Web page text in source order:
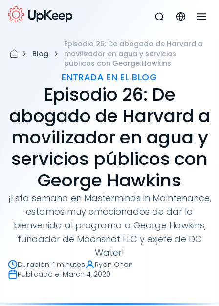
Blog
Episodio 26: De abogado de Harvard a
movilizador en agua y servicios
públicos con George Hawkins
ENTRADA EN EL BLOG
Episodio 26: De
abogado de Harvard a
movilizador en agua y
servicios públicos con
George Hawkins
¡Esta semana en Masterminds in Maintenance,
estamos muy emocionados de dar la
bienvenida al programa a George Hawkins,
fundador de Moonshot LLC y exjefe de DC
Water!
Duración: 1 minutes
Ryan Chan
Publicado el March 4, 2020